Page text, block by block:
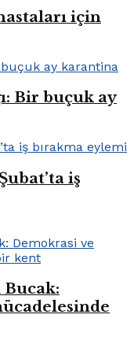
için
Bir buçuk ay
iş
Bucak: